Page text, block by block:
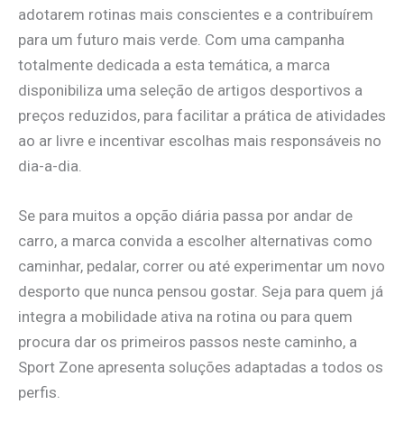
adotarem rotinas mais conscientes e a contribuírem
para um futuro mais verde. Com uma campanha
totalmente dedicada a esta temática, a marca
disponibiliza uma seleção de artigos desportivos a
preços reduzidos, para facilitar a prática de atividades
ao ar livre e incentivar escolhas mais responsáveis no
dia-a-dia.
Se para muitos a opção diária passa por andar de
carro, a marca convida a escolher alternativas como
caminhar, pedalar, correr ou até experimentar um novo
desporto que nunca pensou gostar. Seja para quem já
integra a mobilidade ativa na rotina ou para quem
procura dar os primeiros passos neste caminho, a
Sport Zone apresenta soluções adaptadas a todos os
perfis.